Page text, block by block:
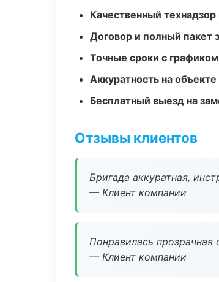
Качественный
Договор и полный пакет
Точные сроки с
Аккуратность на
Бесплатный выезд на
Отзывы клиентов
Бригада аккуратная,
— Клиент компании
Понравилась прозрачная
— Клиент компании